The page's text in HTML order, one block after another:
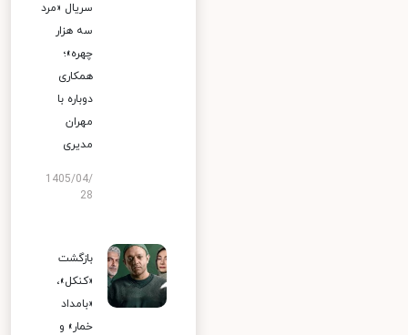
سریال «مرد
سه هزار
چهره»؛
همکاری
دوباره با
مهران
مدیری
1405/04/
28
بازگشت
«کنکل»،
«بامداد
خمار» و